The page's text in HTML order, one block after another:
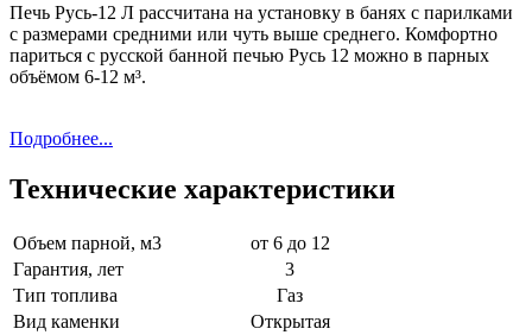
Печь Русь-12 Л рассчитана на установку в банях с парилками
с размерами средними или чуть выше среднего. Комфортно
париться с русской банной печью Русь 12 можно в парных
объёмом 6-12 м³.
Подробнее...
Технические характеристики
Объем парной, м3
от 6 до 12
Гарантия, лет
3
Тип топлива
Газ
Вид каменки
Открытая